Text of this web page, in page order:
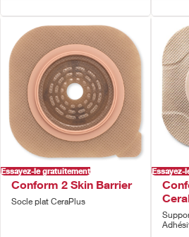
Essayez-le gratuitement
Conform 2 Skin Barrier
Socle plat CeraPlus
Essayez-